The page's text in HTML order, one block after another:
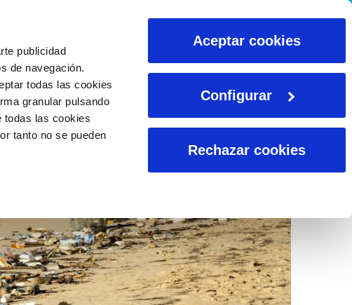
publicidad
de navegación.
todas las cookies
granular pulsando
todas las cookies
tanto no se pueden
Aceptar cookies
Configurar
Rechazar cookies